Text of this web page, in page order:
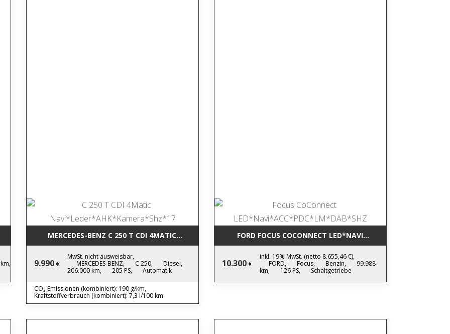
MERCEDES-BENZ C 250 T CDI 4MATIC NAVI*LEDER*AHK*KAMERA*SHZ*17
9.990 €
MwSt. nicht ausweisbar,
MERCEDES-BENZ,
C 250,
Diesel,
206.000 km,
205 PS, Automatik
CO₂-Emissionen (kombiniert): 190 g/km,
Kraftstoffverbrauch (kombiniert): 7,3 l/100 km
FORD FOCUS COCONNECT LED*NAVI*ACC*PDC*LM*DAB*SHZ
10.300 €
inkl. 19% MwSt. (netto 8.655,46 €),
FORD,
Focus, Benzin,
99.988
km,
126 PS, Schaltgetriebe